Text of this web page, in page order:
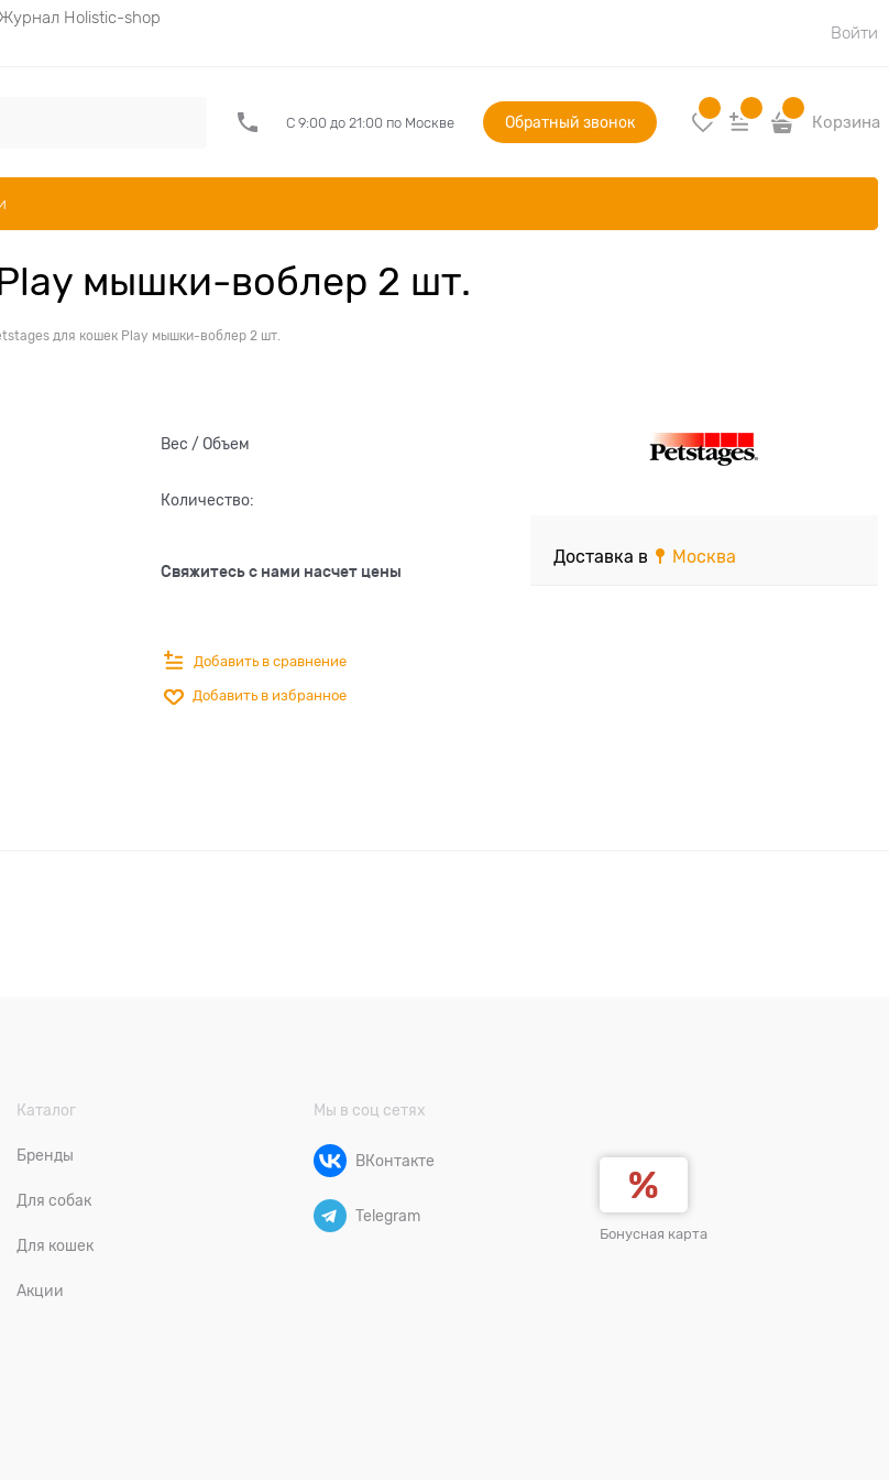
Журнал Holistic-shop
Войти
С 9:00 до 21:00 по Москве Обратный звонок Корзина
мышки-воблер 2 шт.
для кошек Play мышки-воблер 2 шт.
Вес / Объем
Количество:
Свяжитесь с нами насчет цены
Добавить в сравнение
Добавить в избранное
Доставка в Москва
Каталог
Бренды
Для собак
Для кошек
Акции
Мы в соц сетях
ВКонтакте
Telegram
Бонусная карта